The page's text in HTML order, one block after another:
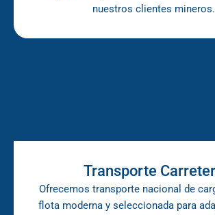
nuestros clientes mineros.
Transporte
Ofrecemos transporte nacional de
flota moderna y seleccionada para